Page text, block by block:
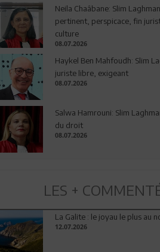
Neila Chaâbane: Slim
pertinent, perspicace, fin
culture
08.07.2026
Haykel Ben Mahfoudh: Slim
juriste libre, exigeant
08.07.2026
Salwa Hamrouni: Slim
du droit
08.07.2026
LES +
La Galite : le joyau le plus au
12.07.2026